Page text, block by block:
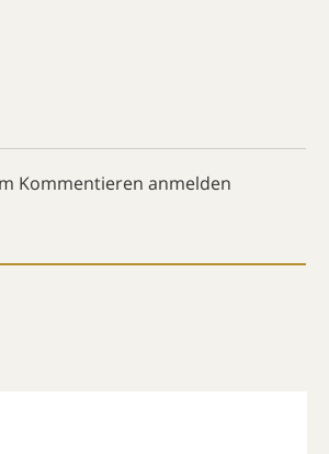
Kommentieren anmelden